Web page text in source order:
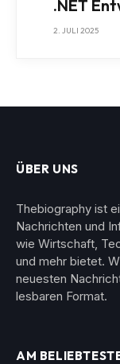
.NET
2. JULI 2025
ÜBER UNS
Thebiography ist
Nachrichten und
wie Wirtschaft,
und mehr bietet.
neuesten
lesbaren Format.
AM